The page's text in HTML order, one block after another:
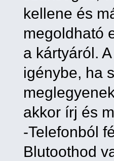
kellene és
megoldható
a kártyáról.
igénybe, ha
akkor írj és
-Telefonból
Blutoothod